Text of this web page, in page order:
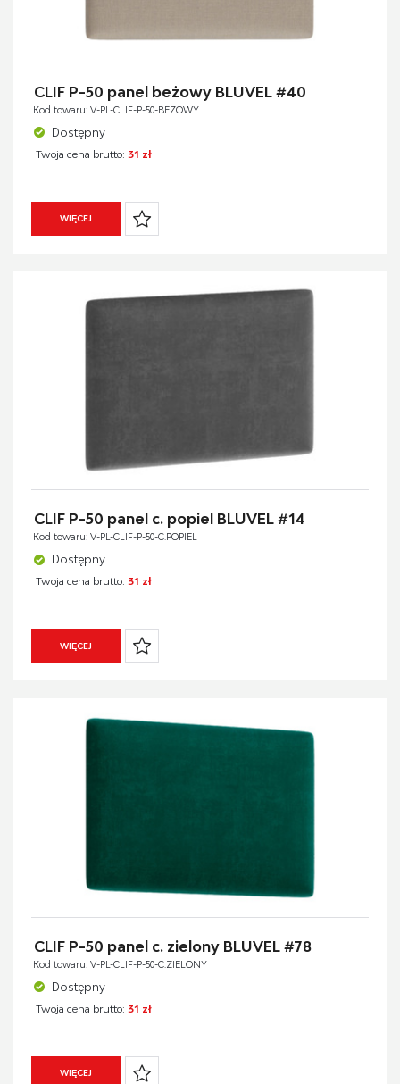
CLIF P-50 panel beżowy BLUVEL #40
Kod towaru: V-PL-CLIF-P-50-BEŻOWY
Dostępny
Twoja cena brutto: 31 zł
WIĘCEJ
CLIF P-50 panel c. popiel BLUVEL #14
Kod towaru: V-PL-CLIF-P-50-C.POPIEL
Dostępny
Twoja cena brutto: 31 zł
WIĘCEJ
CLIF P-50 panel c. zielony BLUVEL #78
Kod towaru: V-PL-CLIF-P-50-C.ZIELONY
Dostępny
Twoja cena brutto: 31 zł
WIĘCEJ